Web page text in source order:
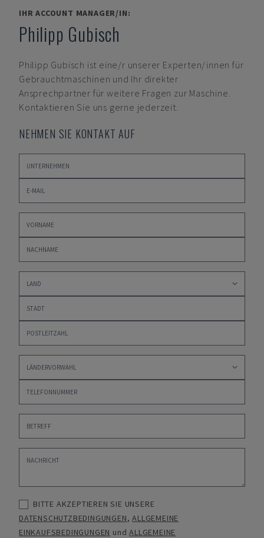
IHR ACCOUNT MANAGER/IN:
Philipp Gubisch
Philipp Gubisch ist eine/r unserer Experten/innen für
Gebrauchtmaschinen und Ihr direkter
Ansprechpartner für weitere Fragen zur Maschine.
Kontaktieren Sie uns gerne jederzeit.
NEHMEN SIE KONTAKT AUF
BITTE AKZEPTIEREN SIE UNSERE
DATENSCHUTZBEDINGUNGEN,ALLGEMEINE
EINKAUFSBEDINGUNGEN undALLGEMEINE